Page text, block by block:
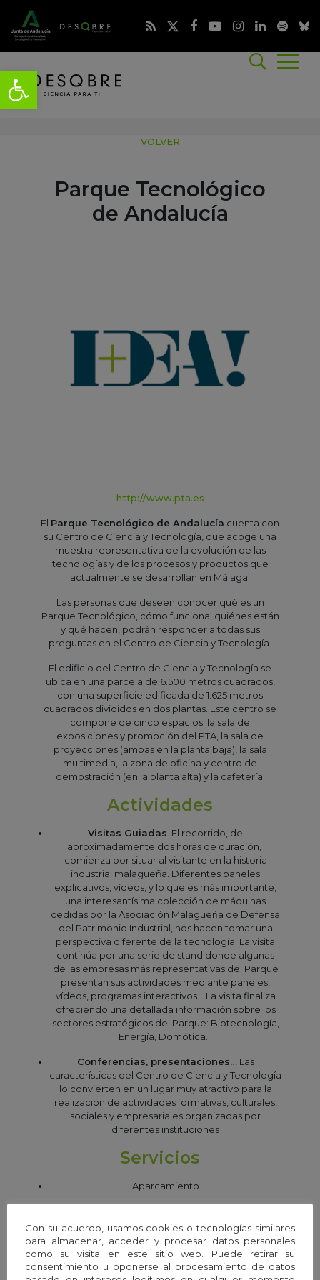
VOLVER
Parque Tecnológico
de Andalucía
http://www.pta.es
El Parque Tecnológico de Andalucía cuenta con
su Centro de Ciencia y Tecnología, que acoge una
muestra representativa de la evolución de las
tecnologías y de los procesos y productos que
actualmente se desarrollan en Málaga.
Las personas que deseen conocer qué es un
Parque Tecnológico, cómo funciona, quiénes están
y qué hacen, podrán responder a todas sus
preguntas en el Centro de Ciencia y Tecnología.
El edificio del Centro de Ciencia y Tecnología se
ubica en una parcela de 6.500 metros cuadrados,
con una superficie edificada de 1.625 metros
cuadrados divididos en dos plantas. Este centro se
compone de cinco espacios: la sala de
exposiciones y promoción del PTA, la sala de
proyecciones (ambas en la planta baja), la sala
multimedia, la zona de oficina y centro de
demostración (en la planta alta) y la cafetería.
Actividades
Visitas Guiadas. El recorrido, de
aproximadamente dos horas de duración,
comienza por situar al visitante en la historia
industrial malagueña. Diferentes paneles
explicativos, vídeos, y lo que es más importante,
una interesantísima colección de máquinas
cedidas por la Asociación Malagueña de Defensa
del Patrimonio Industrial, nos hacen tomar una
perspectiva diferente de la tecnología. La visita
continúa por una serie de stand donde algunas
de las empresas más representativas del Parque
presentan sus actividades mediante paneles,
vídeos, programas interactivos… La visita finaliza
ofreciendo una detallada información sobre los
sectores estratégicos del Parque: Biotecnología,
Energía, Domótica…
Conferencias, presentaciones…Las
características del Centro de Ciencia y Tecnología
lo convierten en un lugar muy atractivo para la
realización de actividades formativas, culturales,
sociales y empresariales organizadas por
diferentes instituciones
Servicios
Aparcamiento
Visitas guiadas
Salón de actos
Con su acuerdo, usamos cookies o tecnologías similares
para almacenar, acceder y procesar datos personales
como su visita en este sitio web. Puede retirar su
consentimiento u oponerse al procesamiento de datos